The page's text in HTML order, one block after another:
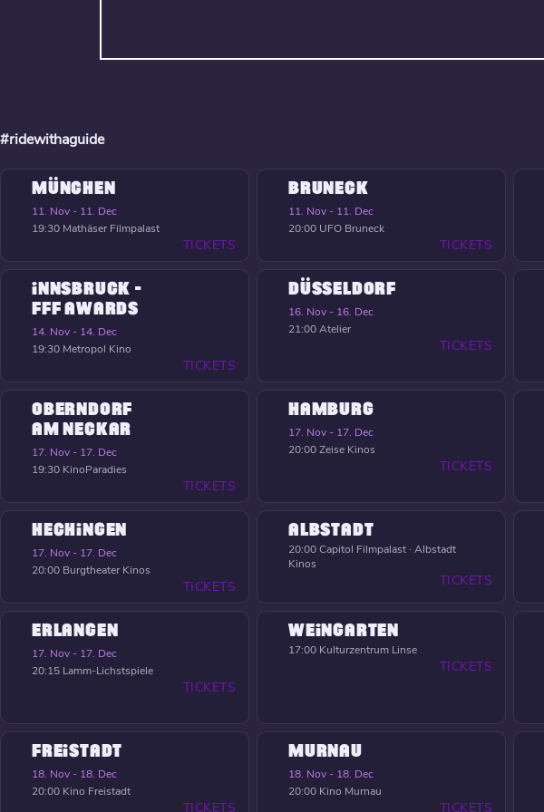
#ridewithaguide
MÜNCHEN
11. Nov - 11. Dec
19:30 Mathäser Filmpalast
TICKETS
BRUNECK
11. Nov - 11. Dec
20:00 UFO Bruneck
TICKETS
INNSBRUCK -
FFF AWARDS
14. Nov - 14. Dec
19:30 Metropol Kino
TICKETS
DÜSSELDORF
16. Nov - 16. Dec
21:00Atelier
TICKETS
OBERNDORF
AM NECKAR
17. Nov - 17. Dec
19:30 KinoParadies
TICKETS
HAMBURG
17. Nov - 17. Dec
20:00Zeise Kinos
TICKETS
HECHINGEN
17. Nov - 17. Dec
20:00 Burgtheater Kinos
TICKETS
ALBSTADT
20:00Capitol Filmpalast · Albstadt
Kinos
TICKETS
ERLANGEN
17. Nov - 17. Dec
20:15 Lamm-Lichstspiele
TICKETS
WEINGARTEN
17:00 Kulturzentrum Linse
TICKETS
FREISTADT
18. Nov - 18. Dec
20:00 Kino Freistadt
TICKETS
MURNAU
18. Nov - 18. Dec
20:00 Kino Murnau
TICKETS